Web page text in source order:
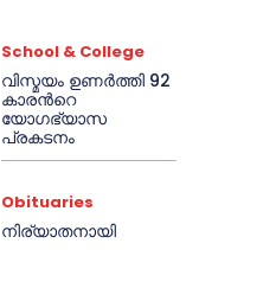
School & College
വിസ്മയം ഉണർത്തി 92
കാരൻറെ
യോഗഭ്യാസ
പ്രകടനം
Obituaries
നിര്യാതനായി